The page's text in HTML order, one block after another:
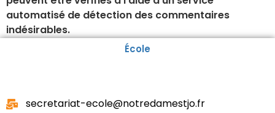
automatisé de détection des commentaires
indésirables.
École
secretariat-ecole@notredamestjo.fr